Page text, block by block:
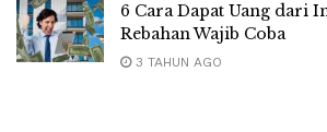
6 Cara Dapat Uang dari
Rebahan Wajib Coba
3 TAHUN AGO